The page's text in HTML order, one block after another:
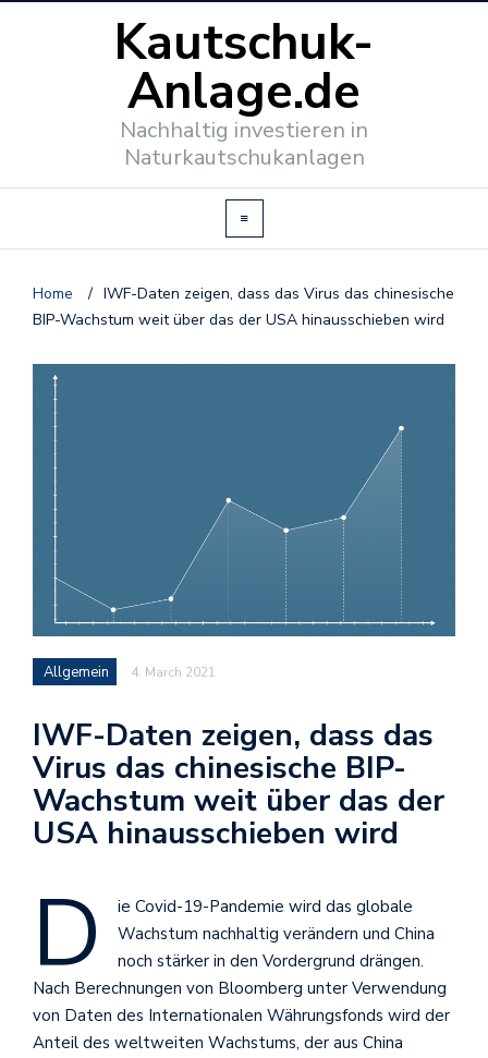
Kautschuk-
Anlage.de
Nachhaltig investieren in
Naturkautschukanlagen
Home / IWF-Daten zeigen, dass das Virus das chinesische
BIP-Wachstum weit über das der USA hinausschieben wird
Allgemein 4. March 2021
IWF-Daten zeigen, dass das
Virus das chinesische BIP-
Wachstum weit über das der
USA hinausschieben wird
D
ie Covid-19-Pandemie wird das globale
Wachstum nachhaltig verändern und China
noch stärker in den Vordergrund drängen.
Nach Berechnungen von Bloomberg unter Verwendung
von Daten des Internationalen Währungsfonds wird der
Anteil des weltweiten Wachstums, der aus China